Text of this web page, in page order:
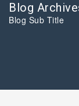
Blog
Blog Sub Title